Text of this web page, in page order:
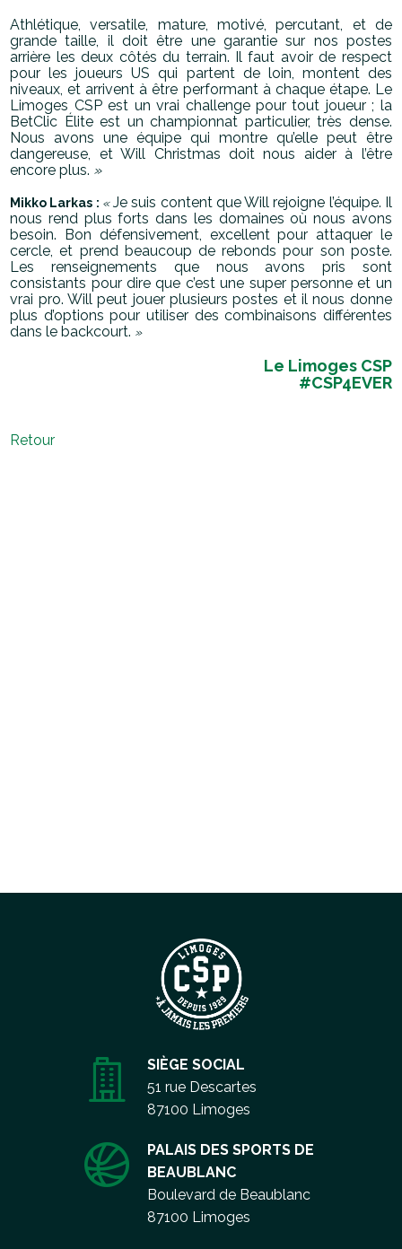
Athlétique, versatile, mature, motivé, percutant, et de
grande taille, il doit être une garantie sur nos postes
arrière les deux côtés du terrain. Il faut avoir de respect
pour les joueurs US qui partent de loin, montent des
niveaux, et arrivent à être performant à chaque étape. Le
Limoges CSP est un vrai challenge pour tout joueur ; la
BetClic Élite est un championnat particulier, très dense.
Nous avons une équipe qui montre qu’elle peut être
dangereuse, et Will Christmas doit nous aider à l’être
encore plus. »
Mikko Larkas : «Je suis content que Will rejoigne l’équipe. Il
nous rend plus forts dans les domaines où nous avons
besoin. Bon défensivement, excellent pour attaquer le
cercle, et prend beaucoup de rebonds pour son poste.
Les renseignements que nous avons pris sont
consistants pour dire que c’est une super personne et un
vrai pro. Will peut jouer plusieurs postes et il nous donne
plus d’options pour utiliser des combinaisons différentes
dans le backcourt. »
Le Limoges CSP
#CSP4EVER
Retour
SIÈGE SOCIAL
51 rue Descartes
87100 Limoges
PALAIS DES SPORTS DE
BEAUBLANC
Boulevard de Beaublanc
87100 Limoges